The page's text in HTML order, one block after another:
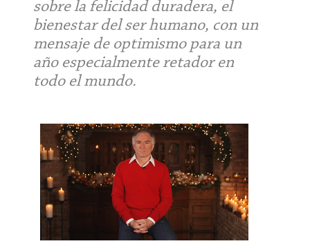
sobre la felicidad duradera, el
bienestar del ser humano, con un
mensaje de optimismo para un
año especialmente retador en
todo el mundo.